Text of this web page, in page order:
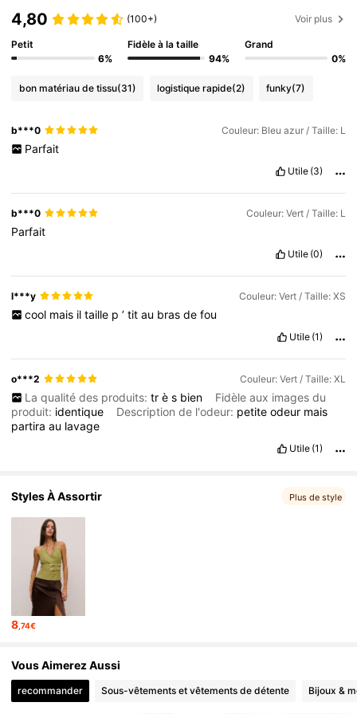
4,80 (100+) Voir plus
Petit
6%
Fidèle à la taille
94%
Grand
0%
bon matériau de tissu(31) logistique rapide(2) funky(7)
b***0 Couleur: Bleu azur / Taille: L
Parfait
Utile (3)
b***0 Couleur: Vert / Taille: L
Parfait
Utile (0)
l***y Couleur: Vert / Taille: XS
cool mais il taille p ’ tit au bras de fou
Utile (1)
o***2 Couleur: Vert / Taille: XL
La qualité des produits: tr è s bien
Fidèle aux images du
produit: identique Description de l'odeur: petiteodeur mais
partiraau lavage
Utile (1)
Styles À Assortir Plus de style
8 ,74€
Vous Aimerez Aussi
recommander Sous-vêtements et vêtements de détente Bijoux &